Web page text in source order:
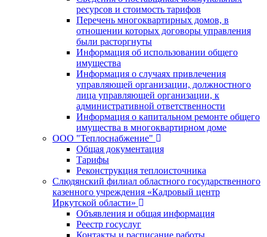
ресурсов и стоимость тарифов
Перечень многоквартирных домов, в
отношении которых договоры управления
были расторгнуты
Информация об использовании общего
имущества
Информация о случаях привлечения
управляющей организации, должностного
лица управляющей организации, к
административной ответственности
Информация о капитальном ремонте общего
имущества в многоквартирном доме
ООО "Теплоснабжение"
Общая документация
Тарифы
Реконструкция теплоисточника
Слюдянский филиал областного государственного
казенного учреждения «Кадровый центр
Иркутской области»
Объявления и общая информация
Реестр госуслуг
Контакты и расписание работы